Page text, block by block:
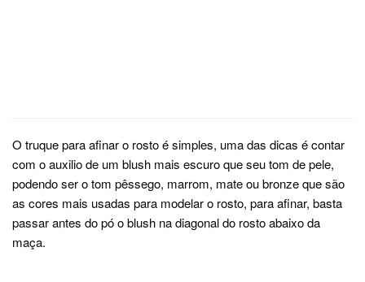
O truque para afinar o rosto é simples, uma das dicas é contar
com o auxilio de um blush mais escuro que seu tom de pele,
podendo ser o tom pêssego, marrom, mate ou bronze que são
as cores mais usadas para modelar o rosto, para afinar, basta
passar antes do pó o blush na diagonal do rosto abaixo da
maça.